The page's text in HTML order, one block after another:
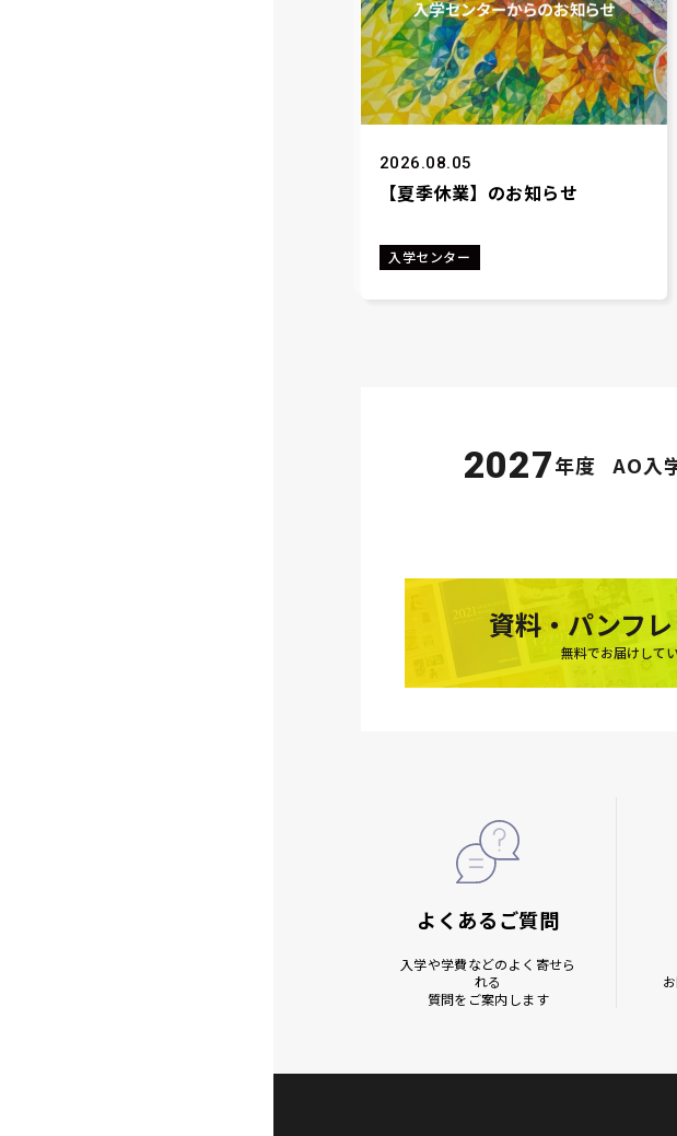
2026.08.05
【夏季休業】のお知らせ
入学センター
2027年度 AO入
資料・パンフ
無料でお届けして
よくあるご質問
入学や学費などのよく寄せら
れる
質問をご案内します